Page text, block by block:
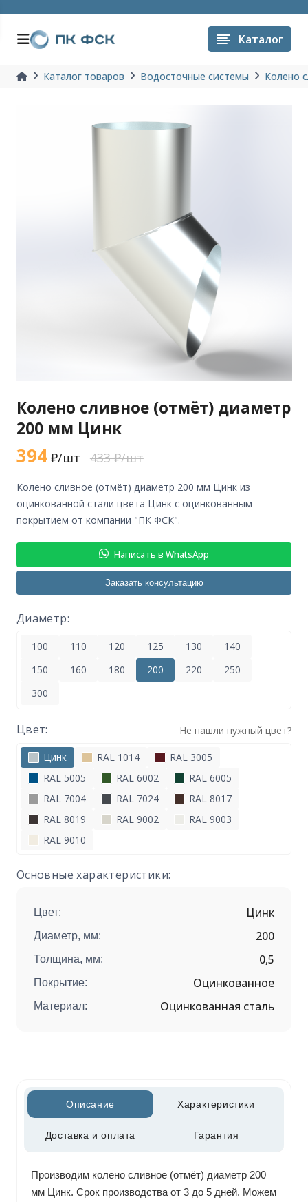
Каталог
Каталог товаров Водосточные системы Колено
Колено сливное (отмёт) диаметр
200 мм Цинк
394₽/шт 433 ₽/шт
колено сливное (отмёт) диаметр 200 мм Цинк из
оцинкованной стали цвета Цинк с оцинкованным
покрытием от компании "ПК ФСК".
Написать в WhatsApp
Заказать консультацию
Диаметр:
100 110 120 125 130
140
150
160 180 200 220
250
300
Цвет: Не нашли нужный цвет?
Цинк RAL 1014
RAL 3005
RAL 5005
RAL 6002
RAL 6005
RAL 7004
RAL 7024
RAL 8017
RAL 8019
RAL 9002
RAL 9003
RAL 9010
Основные характеристики:
Цвет: Цинк
Диаметр, мм: 200
Толщина, мм: 0,5
Покрытие: Оцинкованное
Материал: Оцинкованная сталь
Описание Характеристики
Доставка и оплата Гарантия
Производим колено сливное (отмёт) диаметр 200
мм Цинк. Срок производства от 3 до 5 дней. Можем